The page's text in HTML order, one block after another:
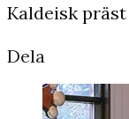
Kaldeisk
Dela